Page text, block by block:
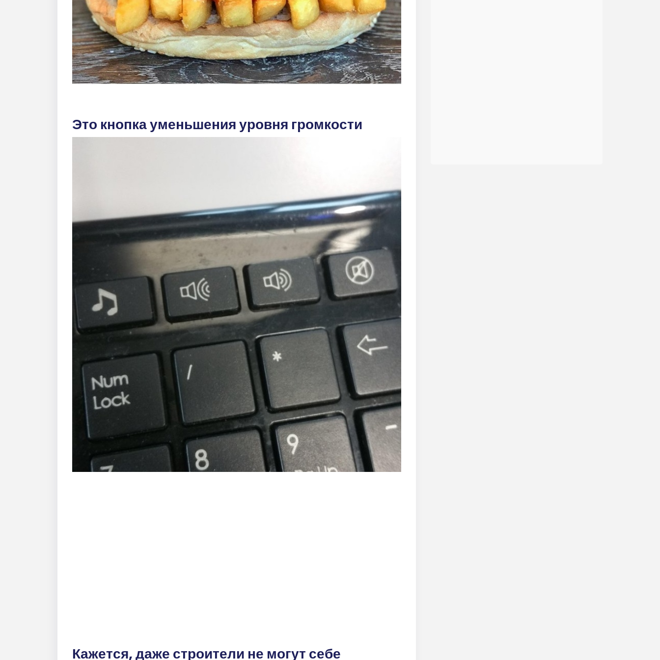
Это кнопка уменьшения уровня громкости
Кажется, даже строители не могут себе